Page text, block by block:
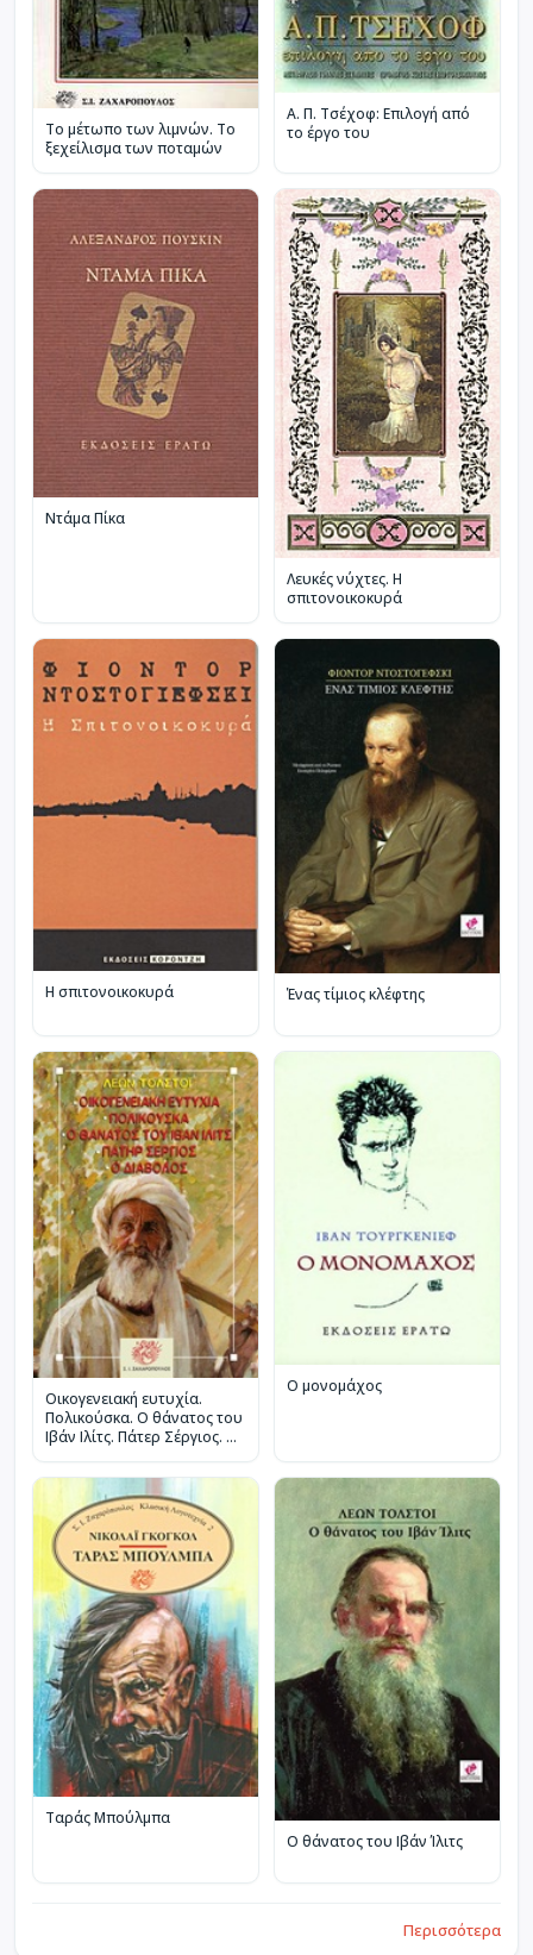
Το μέτωπο των λιμνών. Το
ξεχείλισμα των ποταμών
Α. Π. Τσέχοφ: Επιλογή από
το έργο του
Ντάμα Πίκα
Λευκές νύχτες. Η
σπιτονοικοκυρά
Η σπιτονοικοκυρά Ένας τίμιος κλέφτης
Οικογενειακή ευτυχία.
Πολικούσκα. Ο θάνατος του
Ιβάν Ιλίτς. Πάτερ Σέργιος. Ο
Ο μονομάχος
Ταράς Μπούλμπα
Ο θάνατος του Ιβάν Ίλιτς
Περισσότερα